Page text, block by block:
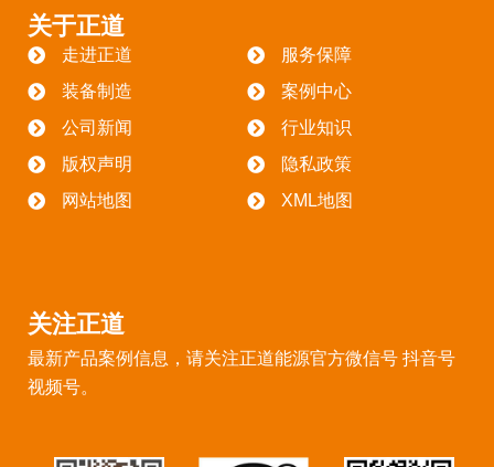
关于正道
走进正道
服务保障
装备制造
案例中心
公司新闻
行业知识
版权声明
隐私政策
网站地图
XML地图
关注正道
最新产品案例信息，请关注正道能源官方微信号 抖音号
视频号。